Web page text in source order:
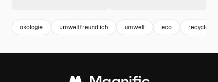
ökologie umweltfreundlich umwelt eco recycle